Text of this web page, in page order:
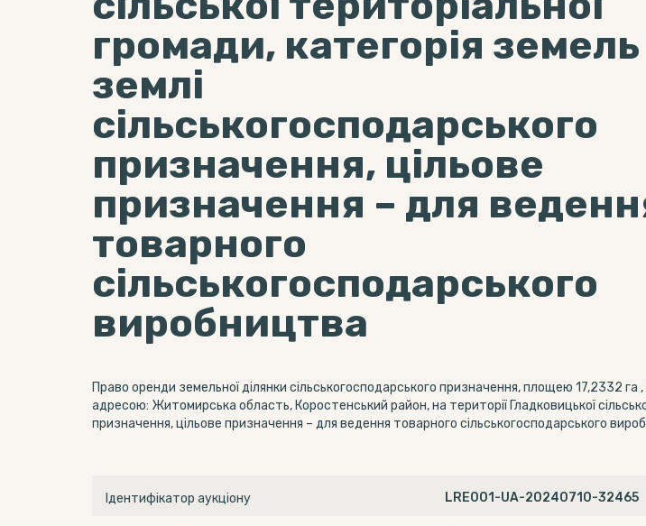
громади, категорія земель
землі
сільськогосподарського
призначення, цільове
призначення – для
товарного
сільськогосподарського
виробництва
Право оренди земельної ділянки сільськогосподарського призначення, площею
адресою: Житомирська область, Коростенський район, на території Гладковицької
призначення, цільове призначення – для ведення товарного сільськогосподарського
Ідентифікатор аукціону LRE001-UA-20240710-32465